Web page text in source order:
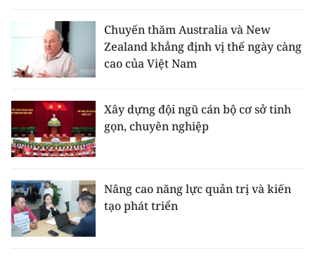
Chuyến thăm Australia và New
Zealand khẳng định vị thế ngày càng
cao của Việt Nam
Xây dựng đội ngũ cán bộ cơ sở tinh
gọn, chuyên nghiệp
Nâng cao năng lực quản trị và kiến
tạo phát triển